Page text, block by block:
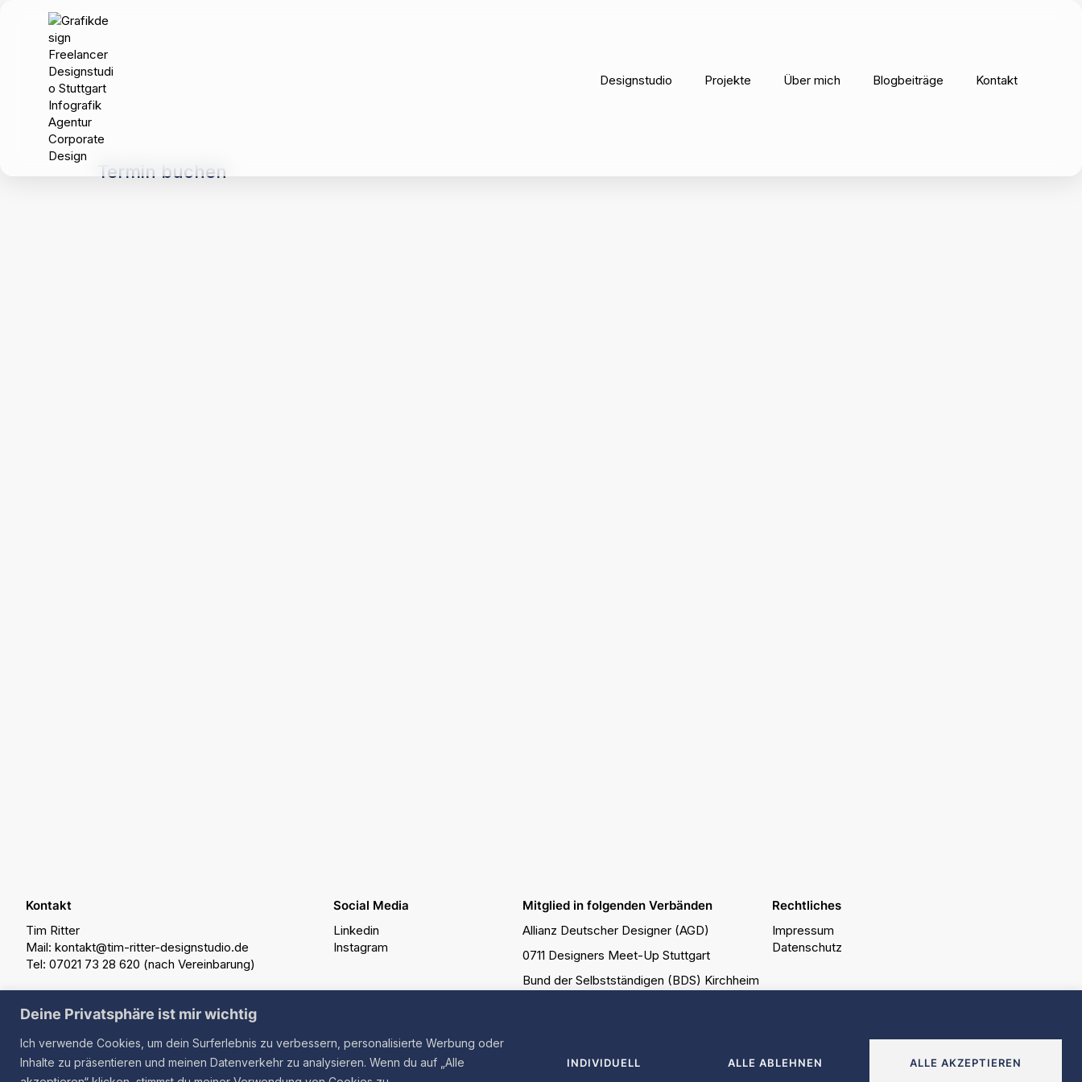
Deine Privatsphäre ist mir wichtig
Ich verwende Cookies, um dein Surferlebnis zu verbessern, personalisierte Werbung oder
Inhalte zu präsentieren und meinen Datenverkehr zu analysieren. Wenn du auf „Alle
INDIVIDUELL ALLE ABLEHNEN ALLE AKZEPTIEREN
Designstudio Projekte Über mich Blogbeiträge Kontakt
Termin buchen
Kontakt
Tim Ritter
Mail: kontakt@tim-ritter-designstudio.de
Tel: 07021 73 28 620 (nach Vereinbarung)
Social Media
Linkedin
Instagram
Mitglied in folgenden Verbänden
Allianz Deutscher Designer (AGD)
0711 Designers Meet-Up Stuttgart
Bund der Selbstständigen (BDS) Kirchheim
Rechtliches
Impressum
Datenschutz
Tim Ritter Designstudio: Ihr Grafikdesign Freelancer und Designstudio in Kirchheim unter Teck, Stuttgart – die Agentur für erstklassige Infografik, Icons und Corporate Design.